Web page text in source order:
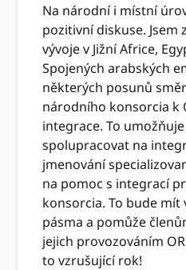
Na národní i místní
pozitivní diskuse. Jsem
vývoje v Jižní Africe,
Spojených arabských
některých posunů
národního konsorcia k
integrace. To
spolupracovat na
jmenování
na pomoc s integrací
konsorcia. To bude mít
pásma a pomůže
jejich provozováním
to vzrušující rok!